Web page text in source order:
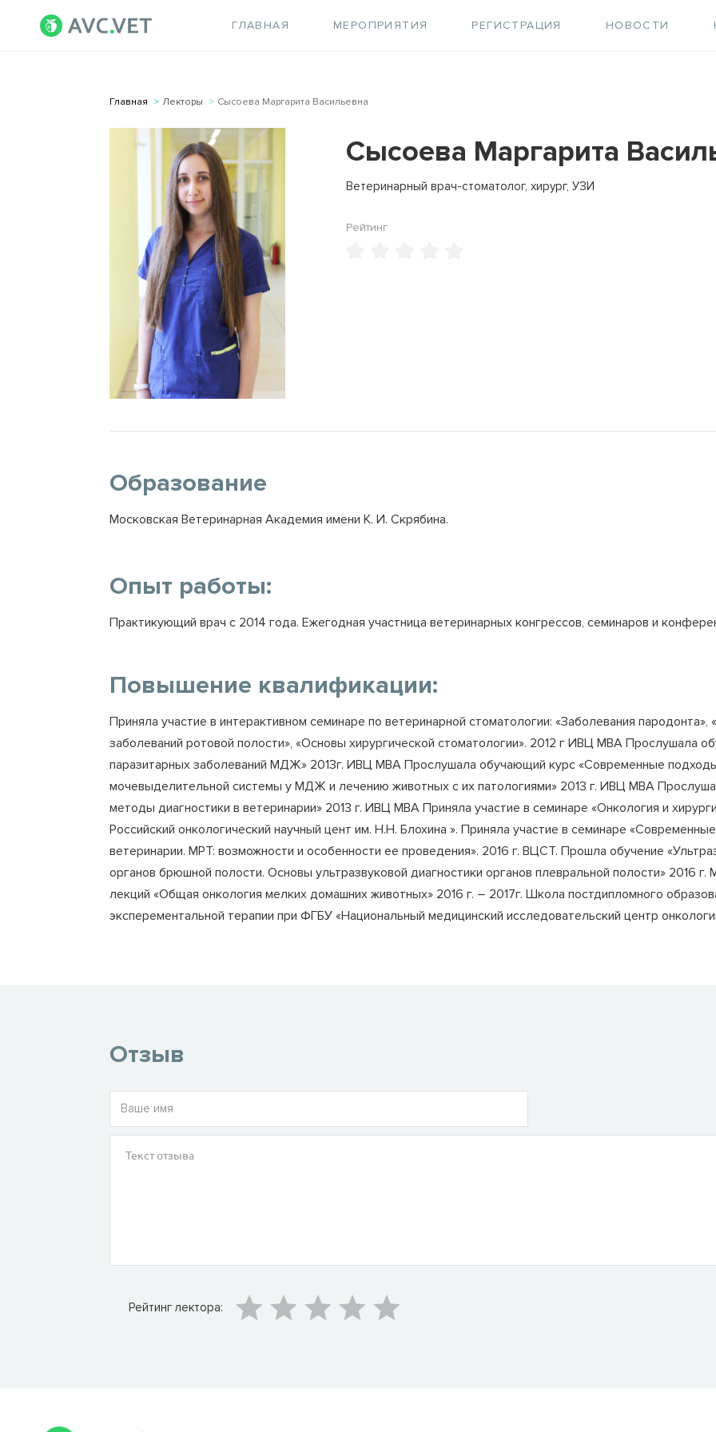
ГЛАВНАЯ МЕРОПРИЯТИЯ РЕГИСТРАЦИЯ НОВОСТИ
Главная Лекторы Сысоева Маргарита Васильевна
Сысоева Маргарита
Ветеринарный врач-стоматолог, хирург, УЗИ
Рейтинг
Образование
Московская Ветеринарная Академия имени К. И. Скрябина.
Опыт работы:
Практикующий врач с 2014 года. Ежегодная участница ветеринарных конгрессов, семинаров и
Повышение квалификации:
Приняла участие в интерактивном семинаре по ветеринарной стоматологии: «Заболевания пародонта»,
заболеваний ротовой полости», «Основы хирургической стоматологии». 2012 г ИВЦ МВА Прослушала
паразитарных заболеваний МДЖ» 2013г. ИВЦ МВА Прослушала обучающий курс «Современные подходы
мочевыделительной системы у МДЖ и лечению животных с их патологиями» 2013 г. ИВЦ МВА
методы диагностики в ветеринарии» 2013 г. ИВЦ МВА Приняла участие в семинаре «Онкология и
Российский онкологический научный цент им. Н.Н. Блохина ». Приняла участие в семинаре
ветеринарии. МРТ: возможности и особенности ее проведения». 2016 г. ВЦСТ. Прошла обучение
органов брюшной полости. Основы ультразвуковой диагностики органов плевральной полости» 2016
лекций «Общая онкология мелких домашних животных» 2016 г. – 2017г. Школа постдипломного
эксперементальной терапии при ФГБУ «Национальный медицинский исследовательский центр
Отзыв
Рейтинг лектора: